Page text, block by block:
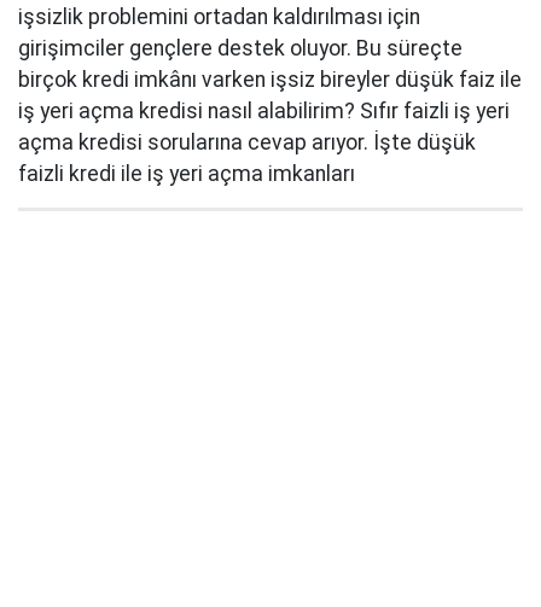
işsizlik problemini ortadan kaldırılması için
girişimciler gençlere destek oluyor. Bu süreçte
birçok kredi imkânı varken işsiz bireyler düşük faiz ile
iş yeri açma kredisi nasıl alabilirim? Sıfır faizli iş yeri
açma kredisi sorularına cevap arıyor. İşte düşük
faizli kredi ile iş yeri açma imkanları